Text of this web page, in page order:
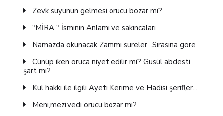
Zevk suyunun gelmesi orucu bozar mı?
"MİRA " İsminin Anlamı ve sakıncaları
Namazda okunacak Zammı sureler ..Sırasına göre
Cünüp iken oruca niyet edilir mi? Gusül abdesti
şart mı?
Kul hakkı ile ilgili Ayeti Kerime ve Hadisi şerifler...
Meni,mezi,vedi orucu bozar mı?